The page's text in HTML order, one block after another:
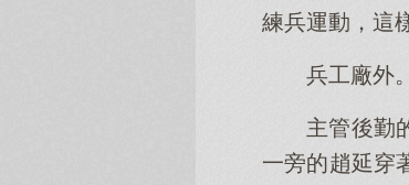
練兵運動，這
兵工廠外。
主管後勤
一旁的趙延穿